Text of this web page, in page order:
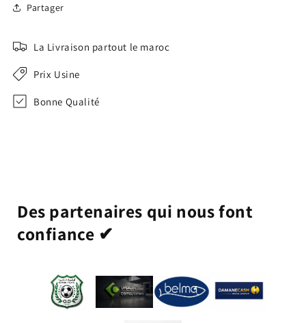
Partager
La Livraison partout le maroc
Prix Usine
Bonne Qualité
Des partenaires qui nous font
confiance ✔